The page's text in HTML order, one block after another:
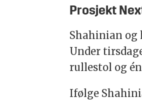
Prosjekt
Shahinian og
Under
rullestol og
Ifølge